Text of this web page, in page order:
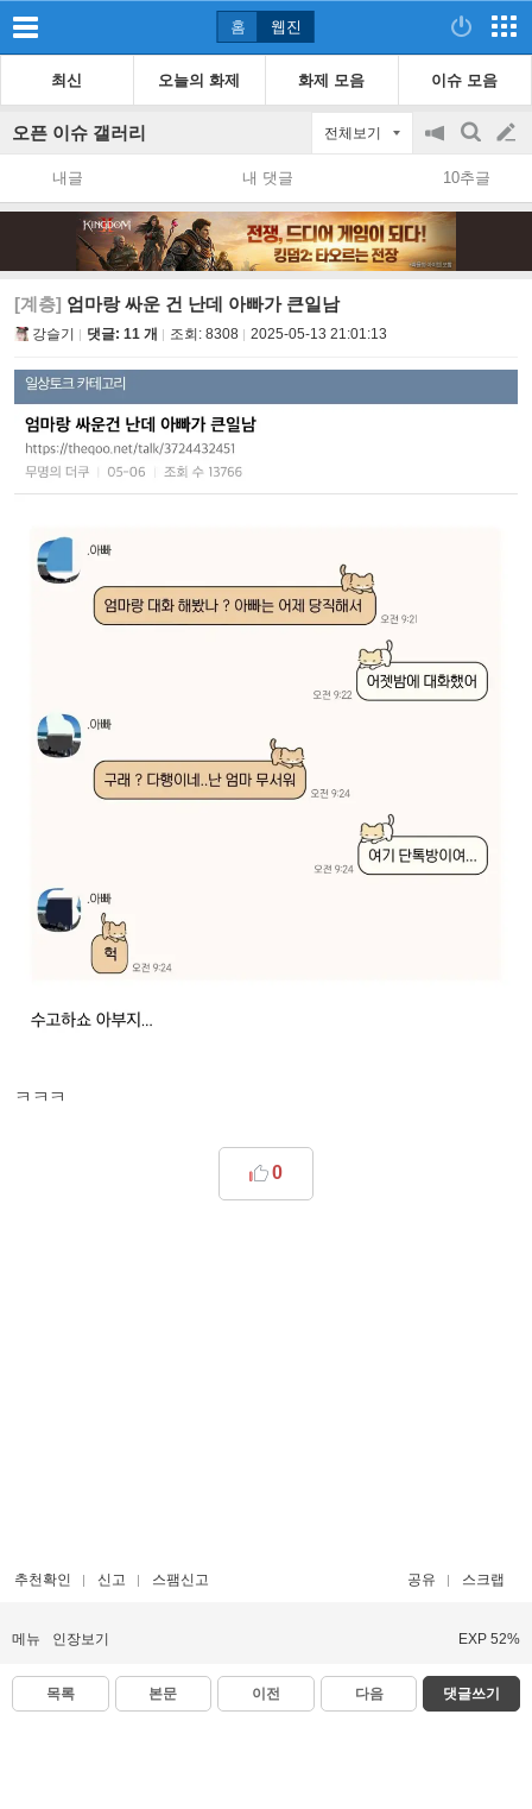
홈 웹진
최신 오늘의 화제 화제 모음 이슈 모음
오픈 이슈 갤러리 전체보기
공
지
on/off
검
색
글
쓰
내글 내 댓글 10추글
[계층] 엄마랑 싸운 건 난데 아빠가 큰일남
강슬기 댓글: 11 개 조회: 8308 2025-05-13 21:01:13
ㅋㅋㅋ
0
추천확인 신고 스팸신고 공유 스크랩
메뉴 인장보기 EXP 52%
목록 본문 이전 다음 댓글쓰기